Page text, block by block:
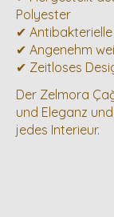
Polyester
✔
✔ Angenehm
✔ Zeitloses
Der Zelmora
und Eleganz
jedes Interieur.